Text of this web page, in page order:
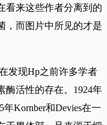
看来这些作者分离到的
，而图片中所见的才是
现Hp之前许多学者
酶活性的存在。1924年
Kornber和Devies在一